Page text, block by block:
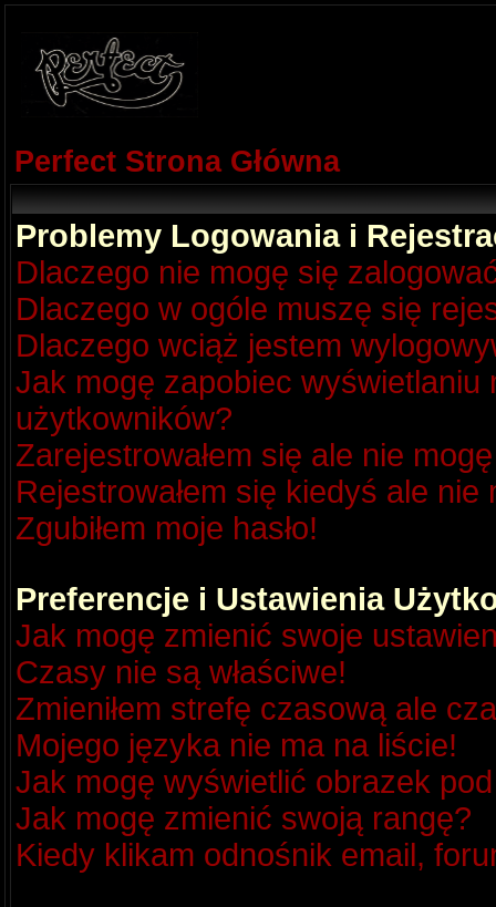
Perfect Strona Główna
Problemy Logowania i
Dlaczego nie mogę się
Dlaczego w ogóle muszę się
Dlaczego wciąż jestem
Jak mogę zapobiec
użytkowników?
Zarejestrowałem się ale nie
Rejestrowałem się kiedyś ale
Zgubiłem moje hasło!
Preferencje i Ustawienia
Jak mogę zmienić swoje
Czasy nie są właściwe!
Zmieniłem strefę czasową ale
Mojego języka nie ma na liście!
Jak mogę wyświetlić obrazek
Jak mogę zmienić swoją rangę?
Kiedy klikam odnośnik email,